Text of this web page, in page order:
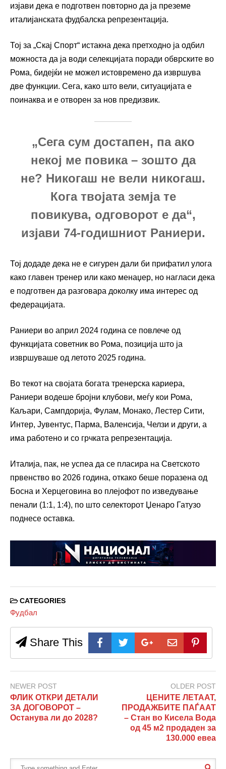
изјави дека е подготвен повторно да ја преземе
италијанската фудбалска репрезентација.
Тој за „Скај Спорт“ истакна дека претходно ја одбил
можноста да ја води селекцијата поради обврските во
Рома, бидејќи не можел истовремено да извршува
две функции. Сега, како што вели, ситуацијата е
поинаква и е отворен за нов предизвик.
„Сега сум достапен, па ако
некој ме повика – зошто да
не? Никогаш не вели никогаш.
Кога твојата земја те
повикува, одговорот е да“,
изјави 74-годишниот Раниери.
Тој додаде дека не е сигурен дали би прифатил улога
како главен тренер или како менаџер, но нагласи дека
е подготвен да разговара доколку има интерес од
федерацијата.
Раниери во април 2024 година се повлече од
функцијата советник во Рома, позиција што ја
извршуваше од летото 2025 година.
Во текот на својата богата тренерска кариера,
Раниери водеше бројни клубови, меѓу кои Рома,
Каљари, Сампдорија, Фулам, Монако, Лестер Сити,
Интер, Јувентус, Парма, Валенсија, Челзи и други, а
има работено и со грчката репрезентација.
Италија, пак, не успеа да се пласира на Светското
првенство во 2026 година, откако беше поразена од
Босна и Херцеговина во плејофот по изведување
пенали (1:1, 1:4), по што селекторот Џенаро Гатузо
поднесе оставка.
CATEGORIES
Фудбал
Share This
NEWER POST
ФЛИК ОТКРИ ДЕТАЛИ
ЗА ДОГОВОРОТ –
Останува ли до 2028?
OLDER POST
ЦЕНИТЕ ЛЕТААТ,
ПРОДАЖБИТЕ ПАЃААТ
– Стан во Кисела Вода
од 45 м2 продаден за
130.000 евеа